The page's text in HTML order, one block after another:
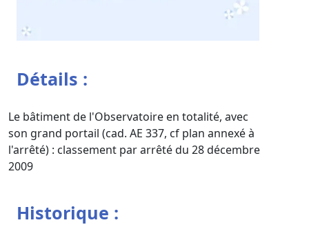
Détails :
Le bâtiment de l'Observatoire en totalité, avec
son grand portail (cad. AE 337, cf plan annexé à
l'arrêté) : classement par arrêté du 28 décembre
2009
Historique :